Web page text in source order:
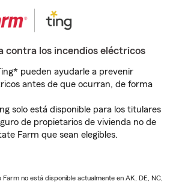
contra los incendios eléctricos
pueden ayudarle a prevenir
antes de que ocurran, de forma
solo está disponible para los titulares
de propietarios de vivienda no de
Farm que sean elegibles.
no está disponible actualmente en AK, DE, NC,